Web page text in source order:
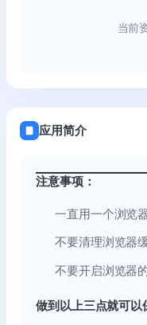
当前
应用简介
注意事项：
一直用一个浏览
不要清理浏览器
不要开启浏览器
做到以上三点就可以